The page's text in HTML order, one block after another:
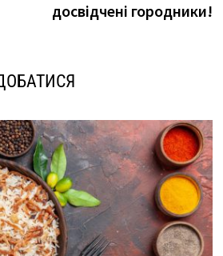
досвідчені городники!